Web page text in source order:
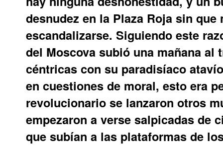
desnudez en la Plaza Roja sin
escandalizarse. Siguiendo este
del Moscova subió una mañana
céntricas con su paradisíaco
en cuestiones de moral, esto era
revolucionario se lanzaron otros
empezaron a verse salpicadas de
que subían a las plataformas de